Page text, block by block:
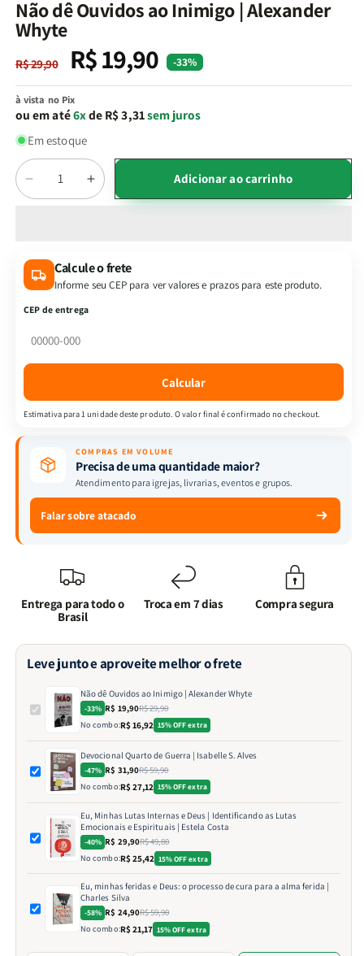
janela
modal
Não dê Ouvidos ao Inimigo | Alexander
Whyte
Preço
normal
R$ 29,90
Preço
promocional
R$ 19,90 -33%
à vista no Pix
ou em até6xde R$ 3,31sem juros
Em estoque
Quantidade
Diminuir
a
dê
Ouvidos
ao
|
Aumentar
a
dê
Ouvidos
Adicionar ao carrinho
Calcule o frete
Informe seu CEP para ver valores e prazos para este produto.
CEP de entrega
Calcular
Estimativa para 1 unidade deste produto. O valor final é confirmado no checkout.
COMPRAS EM VOLUME
Precisa de uma quantidade maior?
Atendimento para igrejas, livrarias, eventos e grupos.
Falar sobre atacado
Entrega para todo o
Brasil
Troca em 7 dias Compra segura
Leve junto e aproveite melhor o frete
Não dê Ouvidos ao Inimigo | Alexander Whyte
-33% R$ 19,90R$ 29,90
No combo:R$ 16,92 15% OFF extra
Devocional Quarto de Guerra | Isabelle S. Alves
-47% R$ 31,90R$ 59,90
No combo:R$ 27,12 15% OFF extra
Eu, Minhas Lutas Internas e Deus | Identificando as Lutas
Emocionais e Espirituais | Estela Costa
-40% R$ 29,90R$ 49,80
No combo:R$ 25,42 15% OFF extra
Eu, minhas feridas e Deus: o processo de cura para a alma ferida |
Charles Silva
-58% R$ 24,90R$ 59,90
No combo:R$ 21,17 15% OFF extra